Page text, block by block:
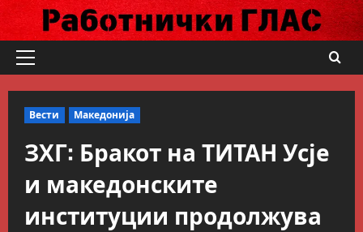
Skip
content
Primary
Вести Македонија
ЗХГ: Бракот на ТИТАН Усје
и македонските
институции продолжува